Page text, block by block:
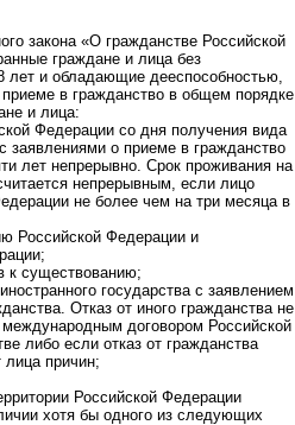
закона «О гражданстве Российской
граждане и лица без
лет и обладающие дееспособностью,
в гражданство в общем порядке
и лица:
Федерации со дня получения вида
о приеме в гражданство
лет непрерывно. Срок проживания на
непрерывным, если лицо
не более чем на три месяца в
Российской Федерации и
к существованию;
государства с заявлением
Отказ от иного гражданства не
договором Российской
либо если отказ от гражданства
причин;
Российской Федерации
хотя бы одного из следующих